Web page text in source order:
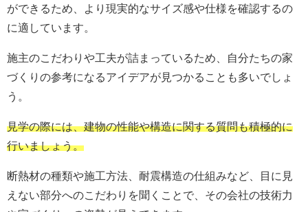
ができるため、より現実的なサイズ感や仕様を確認するの
に適しています。
施主のこだわりや工夫が詰まっているため、自分たちの家
づくりの参考になるアイデアが見つかることも多いでしょ
う。
見学の際には、建物の性能や構造に関する質問も積極的に
行いましょう。
断熱材の種類や施工方法、耐震構造の仕組みなど、目に見
えない部分へのこだわりを聞くことで、その会社の技術力